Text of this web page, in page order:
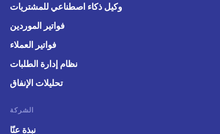
وكيل ذكاء اصطناعي للمشتريات
فواتير الموردين
فواتير العملاء
نظام إدارة الطلبات
تحليلات الإنفاق
الشركة
نبذة عنّا